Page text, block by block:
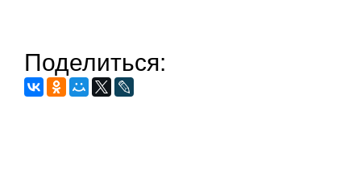
Поделиться: